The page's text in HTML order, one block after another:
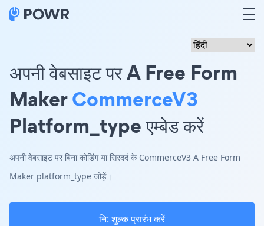
अपनी वेबसाइट पर A Free Form
MakerCommerceV3
Platform_type एम्बेड करें
अपनी वेबसाइट पर बिना कोडिंग या सिरदर्द के CommerceV3 A Free Form
Maker platform_type जोड़ें।
नि: शुल्क प्रारंभ करें